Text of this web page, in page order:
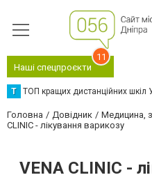
Наші спецпроєкти
11
Т ТОП кращих дистанційних шкіл
Головна Довідник Медицина,
CLINIC - лікування варикозу
VENA CLINIC -